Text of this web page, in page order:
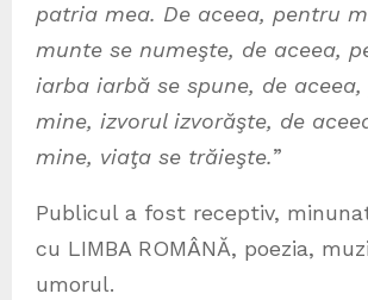
patria mea. De aceea, pentru
munte se numeşte, de aceea,
iarba iarbă se spune, de
mine, izvorul izvorăşte, de
mine, viaţa se trăieşte.”
Publicul a fost receptiv,
cu LIMBA ROMÂNĂ, poezia,
umorul.